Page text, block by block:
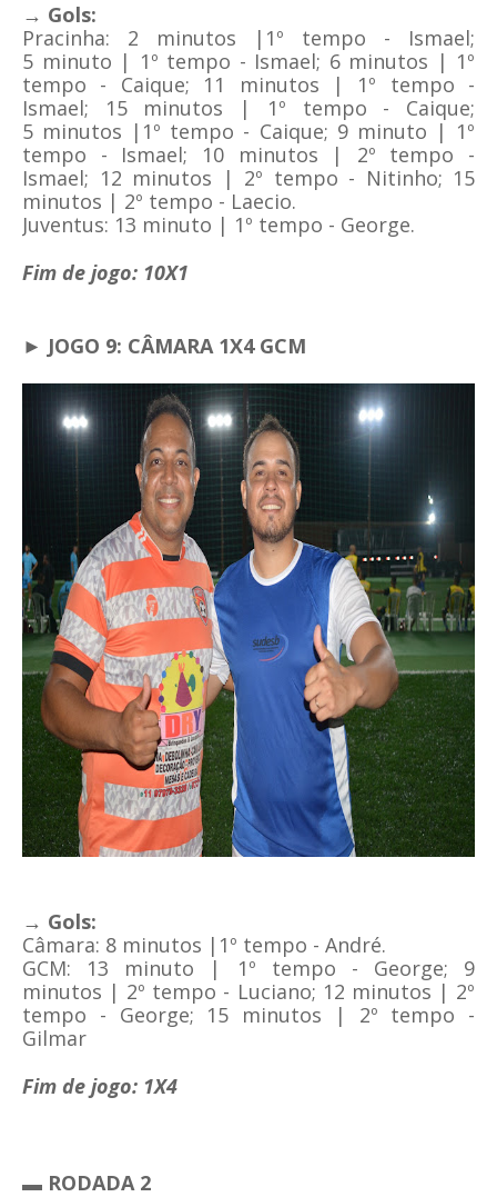
→ Gols:
Pracinha: 2 minutos |1º tempo - Ismael;
5 minuto | 1º tempo - Ismael; 6 minutos | 1º
tempo - Caique; 11 minutos | 1º tempo -
Ismael; 15 minutos | 1º tempo - Caique;
5 minutos |1º tempo - Caique; 9minuto | 1º
tempo - Ismael; 10 minutos | 2º tempo -
Ismael; 12 minutos | 2º tempo - Nitinho; 15
minutos | 2º tempo - Laecio.
Juventus: 13 minuto | 1º tempo - George.
Fim de jogo: 10X1
► JOGO 9: CÂMARA 1X4 GCM
→ Gols:
Câmara: 8 minutos |1º tempo - André.
GCM: 13 minuto | 1º tempo - George; 9
minutos | 2º tempo - Luciano; 12 minutos | 2º
tempo - George; 15 minutos | 2º tempo -
Gilmar
Fim de jogo: 1X4
▬ RODADA 2